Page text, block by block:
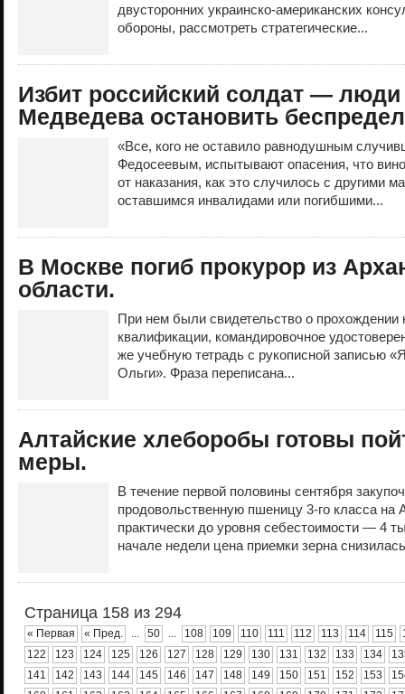
двусторонних украинско-американских
обороны, рассмотреть стратегические...
Избит российский солдат — люди
Медведева остановить
«Все, кого не оставило равнодушным
Федосеевым, испытывают опасения, что
от наказания, как это случилось с другими
оставшимся инвалидами или погибшими...
В Москве погиб прокурор из
области.
При нем были свидетельство о прохождении
квалификации, командировочное
же учебную тетрадь с рукописной записью
Ольги». Фраза переписана...
Алтайские хлеборобы готовы
меры.
В течение первой половины сентября
продовольственную пшеницу 3-го класса на
практически до уровня себестоимости — 4
начале недели цена приемки зерна
Страница 158 из 294
« Первая « Пред. ... 50 ... 108 109 110 111 112 113 114 115
122
123 124 125 126 127 128 129 130 131 132 133 134
141
142 143 144 145 146 147 148 149 150 151 152 153